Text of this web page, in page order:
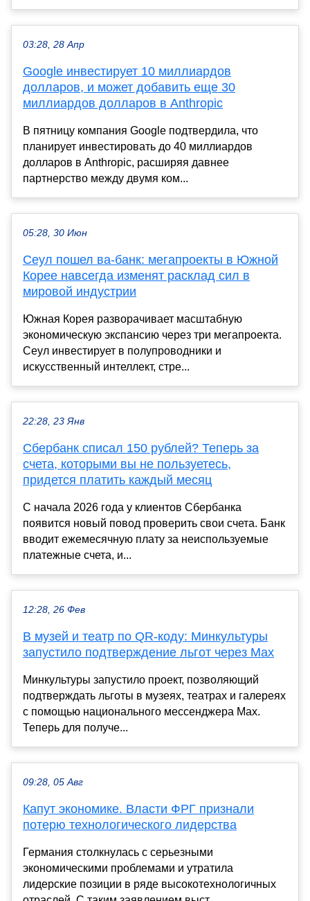
03:28, 28 Апр
Google инвестирует 10 миллиардов
долларов, и может добавить еще 30
миллиардов долларов в Anthropic
В пятницу компания Google подтвердила, что
планирует инвестировать до 40 миллиардов
долларов в Anthropic, расширяя давнее
партнерство между двумя ком...
05:28, 30 Июн
Сеул пошел ва-банк: мегапроекты в Южной
Корее навсегда изменят расклад сил в
мировой индустрии
Южная Корея разворачивает масштабную
экономическую экспансию через три мегапроекта.
Сеул инвестирует в полупроводники и
искусственный интеллект, стре...
22:28, 23 Янв
Сбербанк списал 150 рублей? Теперь за
счета, которыми вы не пользуетесь,
придется платить каждый месяц
С начала 2026 года у клиентов Сбербанка
появится новый повод проверить свои счета. Банк
вводит ежемесячную плату за неиспользуемые
платежные счета, и...
12:28, 26 Фев
В музей и театр по QR-коду: Минкультуры
запустило подтверждение льгот через Max
Минкультуры запустило проект, позволяющий
подтверждать льготы в музеях, театрах и галереях
с помощью национального мессенджера Max.
Теперь для получе...
09:28, 05 Авг
Капут экономике. Власти ФРГ признали
потерю технологического лидерства
Германия столкнулась с серьезными
экономическими проблемами и утратила
лидерские позиции в ряде высокотехнологичных